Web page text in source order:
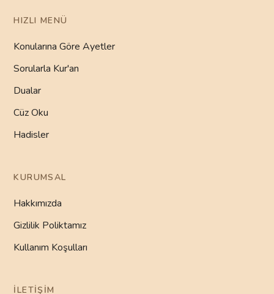
HIZLI MENÜ
Konularına Göre Ayetler
Sorularla Kur'an
Dualar
Cüz Oku
Hadisler
KURUMSAL
Hakkımızda
Gizlilik Poliktamız
Kullanım Koşulları
İLETIŞIM